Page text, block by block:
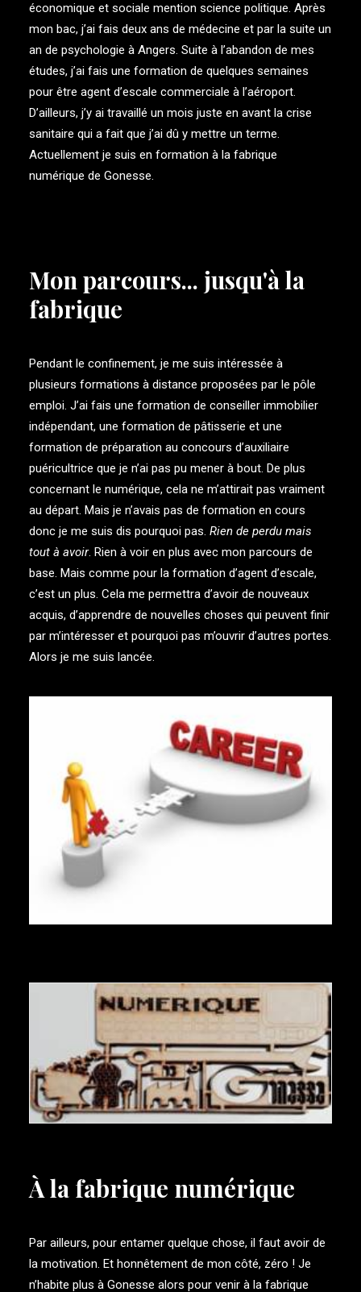
économique et sociale mention science politique. Après
mon bac, j’ai fais deux ans de médecine et par la suite un
an de psychologie à Angers. Suite à l’abandon de mes
études, j’ai fais une formation de quelques semaines
pour être agent d’escale commerciale à l’aéroport.
D’ailleurs, j’y ai travaillé un mois juste en avant la crise
sanitaire qui a fait que j’ai dû y mettre un terme.
Actuellement je suis en formation à la fabrique
numérique de Gonesse.
Mon parcours... jusqu'à la
fabrique
Pendant le confinement, je me suis intéressée à
plusieurs formations à distance proposées par le pôle
emploi. J’ai fais une formation de conseiller immobilier
indépendant, une formation de pâtisserie et une
formation de préparation au concours d’auxiliaire
puéricultrice que je n’ai pas pu mener à bout. De plus
concernant le numérique, cela ne m’attirait pas vraiment
au départ. Mais je n’avais pas de formation en cours
donc je me suis dis pourquoi pas. Rien de perdu mais
tout à avoir. Rien à voir en plus avec mon parcours de
base. Mais comme pour la formation d’agent d’escale,
c’est un plus. Cela me permettra d’avoir de nouveaux
acquis, d’apprendre de nouvelles choses qui peuvent finir
par m’intéresser et pourquoi pas m’ouvrir d’autres portes.
Alors je me suis lancée.
À la fabrique numérique
Par ailleurs, pour entamer quelque chose, il faut avoir de
la motivation. Et honnêtement de mon côté, zéro ! Je
n’habite plus à Gonesse alors pour venir à la fabrique